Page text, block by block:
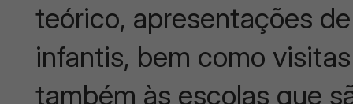
teórico, apresentações
infantis, bem como
também às escolas que